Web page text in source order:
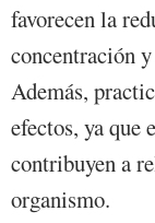
favorecen la
concentración
Además,
efectos, ya que
contribuyen a
organismo.